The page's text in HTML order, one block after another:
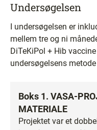
Undersøgelsen
I undersøgelsen er
mellem tre og ni
DiTeKiPol + Hib
undersøgelsens
Boks 1. VASA-
MATERIALE
Projektet var et